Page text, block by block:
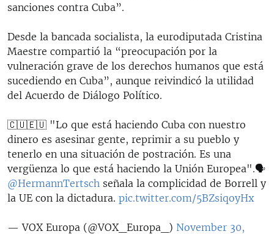
sanciones contra Cuba”.
Desde la bancada socialista, la eurodiputada Cristina
Maestre compartió la “preocupación por la
vulneración grave de los derechos humanos que está
sucediendo en Cuba”, aunque reivindicó la utilidad
del Acuerdo de Diálogo Político.
🇨🇺🇪🇺 "Lo que está haciendo Cuba con nuestro
dinero es asesinar gente, reprimir a su pueblo y
tenerlo en una situación de postración. Es una
vergüenza lo que está haciendo la Unión Europea".🗣
@HermannTertsch señala la complicidad de Borrell y
la UE con la dictadura. pic.twitter.com/5BZsiqoyHx
— VOX Europa (@VOX_Europa_) November 30,